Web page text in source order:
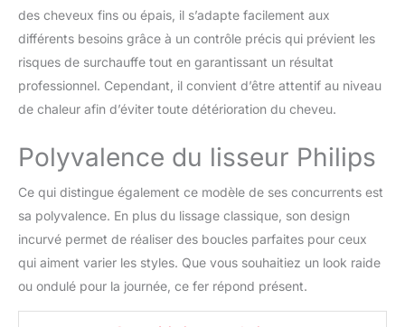
des cheveux fins ou épais, il s’adapte facilement aux
différents besoins grâce à un contrôle précis qui prévient les
risques de surchauffe tout en garantissant un résultat
professionnel. Cependant, il convient d’être attentif au niveau
de chaleur afin d’éviter toute détérioration du cheveu.
Polyvalence du lisseur Philips
Ce qui distingue également ce modèle de ses concurrents est
sa polyvalence. En plus du lissage classique, son design
incurvé permet de réaliser des boucles parfaites pour ceux
qui aiment varier les styles. Que vous souhaitiez un look raide
ou ondulé pour la journée, ce fer répond présent.